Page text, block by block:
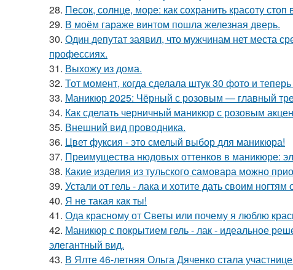
28. Песок, солнце, море: как сохранить красоту стоп
29. В моём гараже винтом пошла железная дверь.
30. Один депутат заявил, что мужчинам нет места
профессиях.
31. Выхожу из дома.
32. Тот момент, когда сделала штук 30 фото и
33. Маникюр 2025: Чёрный с розовым — главный
34. Как сделать черничный маникюр с розовым
35. Внешний вид проводника.
36. Цвет фуксия - это смелый выбор для маникюра!
37. Преимущества нюдовых оттенков в маникюре:
38. Какие изделия из тульского самовара можно
39. Устали от гель - лака и хотите дать своим ногтям
40. Я не такая как ты!
41. Ода красному от Светы или почему я люблю
42. Маникюр с покрытием гель - лак - идеальное
элегантный вид.
43. В Ялте 46-летняя Ольга Дяченко стала